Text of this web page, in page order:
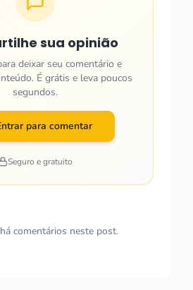
sua opinião
deixar seu comentário e
É grátis e leva poucos
segundos.
para comentar
Seguro e gratuito
comentários neste post.